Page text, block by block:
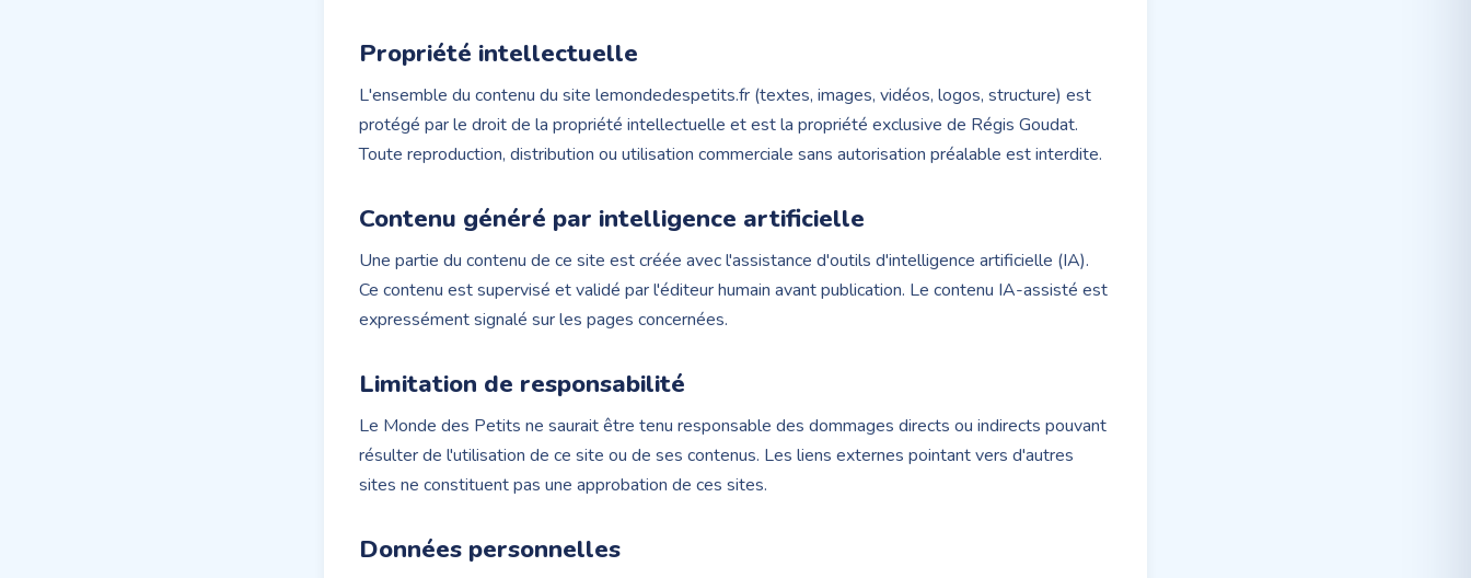
Propriété intellectuelle
L'ensemble du contenu du site lemondedespetits.fr (textes, images, vidéos, logos, structure) est
protégé par le droit de la propriété intellectuelle et est la propriété exclusive de Régis Goudat.
Toute reproduction, distribution ou utilisation commerciale sans autorisation préalable est interdite.
Contenu généré par intelligence artificielle
Une partie du contenu de ce site est créée avec l'assistance d'outils d'intelligence artificielle (IA).
Ce contenu est supervisé et validé par l'éditeur humain avant publication. Le contenu IA-assisté est
expressément signalé sur les pages concernées.
Limitation de responsabilité
Le Monde des Petits ne saurait être tenu responsable des dommages directs ou indirects pouvant
résulter de l'utilisation de ce site ou de ses contenus. Les liens externes pointant vers d'autres
sites ne constituent pas une approbation de ces sites.
Données personnelles